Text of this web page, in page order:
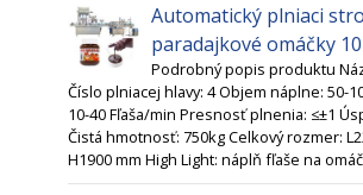
Automatický plniaci
paradajkové omáčky
Podrobný popis produktu
Číslo plniacej hlavy: 4 Objem náplne: 50-
10-40 Fľaša/min Presnosť plnenia: ≤±1
Čistá hmotnosť: 750kg Celkový rozmer:
H1900 mm High Light: náplň fľaše na